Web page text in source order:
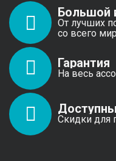
Большой
От лучших
со всего
Гарантия
На весь
Скидки для